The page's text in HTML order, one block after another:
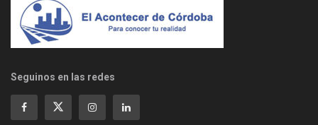
Seguinos en las redes